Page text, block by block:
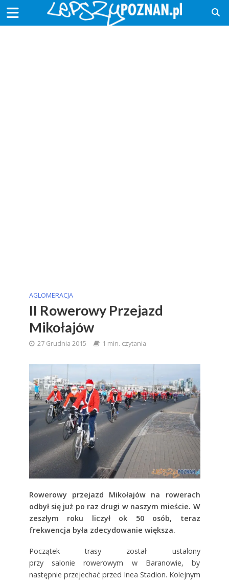
AGLOMERACJA
II Rowerowy Przejazd
Mikołajów
27 Grudnia 2015 1 min. czytania
Rowerowy przejazd Mikołajów na rowerach
odbył się już po raz drugi w naszym mieście. W
zeszłym roku liczył ok 50 osób, teraz
frekwencja była zdecydowanie większa.
Początek trasy został ustalony
przy salonie rowerowym w Baranowie, by
następnie przejechać przed Inea Stadion. Kolejnym